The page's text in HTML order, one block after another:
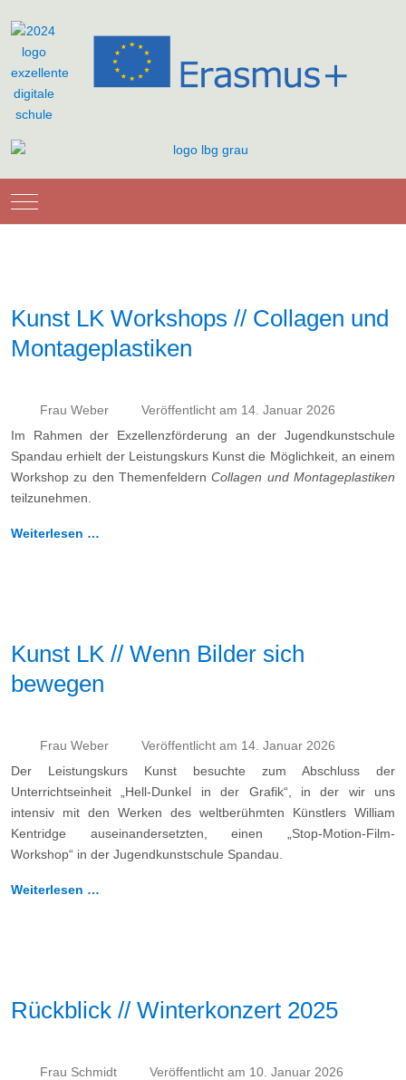
Mobile Menu Toggle
Kunst LK Workshops // Collagen und
Montageplastiken
Frau Weber
Veröffentlicht am 14. Januar 2026
Im Rahmen der Exzellenzförderung an der Jugendkunstschule
Spandau erhielt der Leistungskurs Kunst die Möglichkeit, an einem
Workshop zu den ThemenfeldernCollagen und Montageplastiken
teilzunehmen.
Weiterlesen …
Kunst LK // Wenn Bilder sich
bewegen
Frau Weber
Veröffentlicht am 14. Januar 2026
Der Leistungskurs Kunst besuchte zum Abschluss der
Unterrichtseinheit „Hell-Dunkel in der Grafik“, in der wir uns
intensiv mit den Werken des weltberühmten Künstlers William
Kentridge auseinandersetzten, einen „Stop-Motion-Film-
Workshop“ in der Jugendkunstschule Spandau.
Weiterlesen …
Rückblick // Winterkonzert 2025
Frau Schmidt
Veröffentlicht am 10. Januar 2026